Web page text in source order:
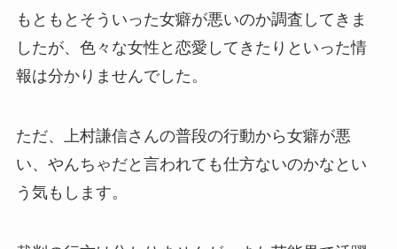
もともとそういった女癖が悪いのか調査してきま
したが、色々な女性と恋愛してきたりといった情
報は分かりませんでした。
ただ、上村謙信さんの普段の行動から女癖が悪
い、やんちゃだと言われても仕方ないのかなとい
う気もします。